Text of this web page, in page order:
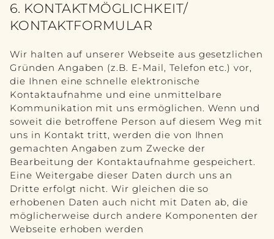
6. KONTAKTMÖGLICHKEIT/
KONTAKTFORMULAR
Wir halten auf unserer Webseite aus gesetzlichen
Gründen Angaben (z.B. E-Mail, Telefon etc.) vor,
die Ihnen eine schnelle elektronische
Kontaktaufnahme und eine unmittelbare
Kommunikation mit uns ermöglichen. Wenn und
soweit die betroffene Person auf diesem Weg mit
uns in Kontakt tritt, werden die von Ihnen
gemachten Angaben zum Zwecke der
Bearbeitung der Kontaktaufnahme gespeichert.
Eine Weitergabe dieser Daten durch uns an
Dritte erfolgt nicht. Wir gleichen die so
erhobenen Daten auch nicht mit Daten ab, die
möglicherweise durch andere Komponenten der
Webseite erhoben werden